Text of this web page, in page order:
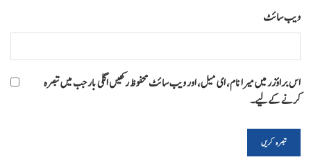
ویب‌ سائٹ
اس براؤزر میں میرا نام، ای میل، اور ویب سائٹ محفوظ رکھیں اگلی بار جب میں تبصرہ
کرنے کےلیے۔